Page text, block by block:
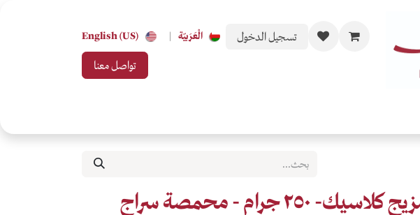
تسجيل الدخول الْعَرَبيّة |
English (US)
تواصل معنا
كلاسيك- ٢٥٠ جرام - محمصة سراج